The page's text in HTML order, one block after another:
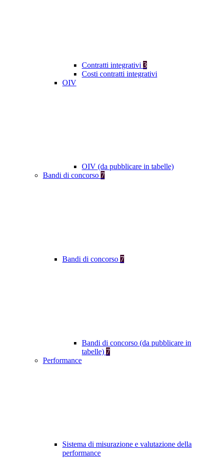
Contratti integrativi 3
Costi contratti integrativi
OIV
OIV (da pubblicare in tabelle)
Bandi di concorso 7
Bandi di concorso 7
Bandi di concorso (da pubblicare in
tabelle) 7
Performance
Sistema di misurazione e valutazione della
performance